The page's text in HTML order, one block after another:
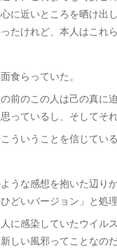
に近いところを晒け出
たけれど、本人はこれ
食らっていた。
前のこの人は己の真に
っているし、そしてそ
ういうことを信じてい
うな感想を抱いた辺り
どいバージョン」と処
に感染していたウイル
しい風邪ってことなの